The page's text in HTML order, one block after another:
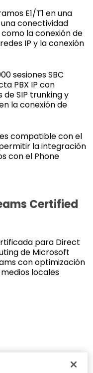
E1/T1 en una
conectividad
la conexión de
IP y la conexión
sesiones SBC
PBX IP con
SIP trunking y
la conexión de
compatible con el
la integración
con el Phone
Certified
para Direct
de Microsoft
con optimización
locales